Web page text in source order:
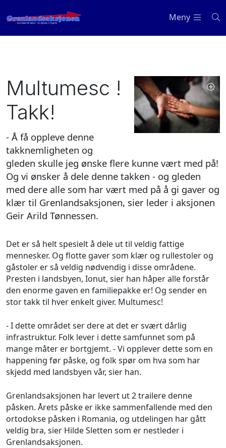
Meny
Multumesc !
Takk!
- Å få oppleve denne
takknemligheten og
gleden skulle jeg ønske flere kunne vært med på!
Og vi ønsker å dele denne takken - og gleden
med dere alle som har vært med på å gi gaver og
klær til Grenlandsaksjonen, sier leder i aksjonen
Geir Arild Tønnessen.
Det er så helt spesielt å dele ut til veldig fattige
mennesker. Og flotte gaver som klær og rullestoler og
gåstoler er så veldig nødvendig i disse områdene.
Presten i landsbyen, Ionut, sier han håper alle forstår
den enorme gaven en familiepakke er! Og sender en
stor takk til hver enkelt giver. Multumesc!
- I dette området ser dere at det er svært dårlig
infrastruktur. Folk lever i dette samfunnet som på
mange måter er bortgjemt. - Vi opplever dette som en
happening før påske, og folk spør om hva som har
skjedd med landsbyen vår, sier han.
Grenlandsaksjonen har levert ut 2 trailere denne
påsken. Årets påske er ikke sammenfallende med den
ortodokse påsken i Romania, og utdelingen har gått
veldig bra, sier Hilde Sletten som er nestleder i
Grenlandsaksjonen.